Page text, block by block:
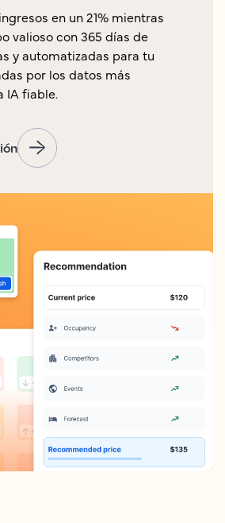
en un 21% mientras
valioso con 365 días de
y automatizadas para tu
por los datos más
IA fiable.